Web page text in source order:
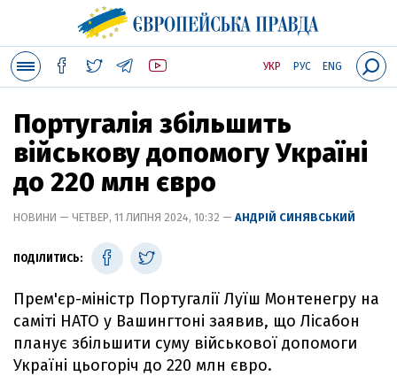
УКР РУС ENG
Португалія збільшить
військову допомогу Україні
до 220 млн євро
НОВИНИ — ЧЕТВЕР, 11 ЛИПНЯ 2024, 10:32 — АНДРІЙ СИНЯВСЬКИЙ
ПОДІЛИТИСЬ:
Прем'єр-міністр Португалії Луїш Монтенегру на
саміті НАТО у Вашингтоні заявив, що Лісабон
планує збільшити суму військової допомоги
Україні цьогоріч до 220 млн євро.